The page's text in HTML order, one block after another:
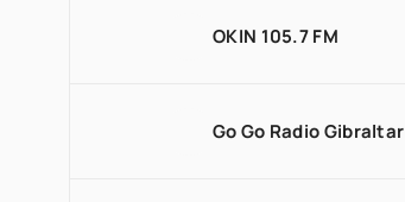
OKIN 105.7 FM
Go Go Radio Gibraltar